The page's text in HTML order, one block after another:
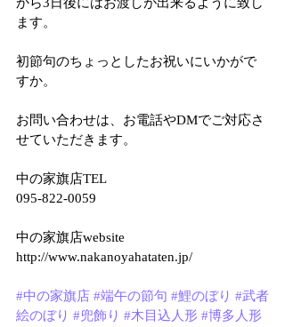
ます。
初節句のちょっとしたお祝いにいかがで
すか。
お問い合わせは、お電話やDMでご対応さ
せていただきます。
中の家旗店TEL
095-822-0059
中の家旗店website
http://www.nakanoyahataten.jp/
#中の家旗店 #端午の節句 #鯉のぼり #武者
絵のぼり #兜飾り #木目込人形 #博多人形